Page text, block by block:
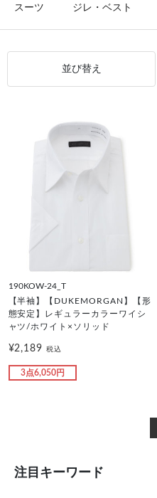
スーツ ジレ・ベスト
並び替え
190KOW-24_T
【半袖】【DUKEMORGAN】【形
態安定】レギュラーカラーワイシ
ャツ/ホワイト×ソリッド
¥2,189税込
3点6,050円
注目キーワード